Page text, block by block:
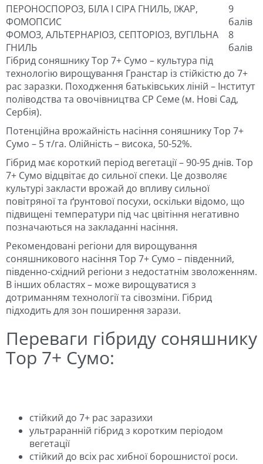
ПЕРОНОСПОРОЗ, БІЛА І СІРА ГНИЛЬ, ІЖАР,
ФОМОПСИС
9
балів
ФОМОЗ, АЛЬТЕРНАРІОЗ, СЕПТОРІОЗ, ВУГІЛЬНА
ГНИЛЬ
8
балів
Гібрид соняшнику Тор 7+ Сумо – культура під
технологію вирощування Гранстар із стійкістю до 7+
рас заразки. Походження батьківських ліній – Інститут
поліводства та овочівництва СР Семе (м. Нові Сад,
Сербія).
Потенційна врожайність насіння соняшнику Тор 7+
Сумо – 5 т/га. Олійність – висока, 50-52%.
Гібрид має короткий період вегетації – 90-95 днів. Тор
7+ Сумо відцвітає до сильної спеки. Це дозволяє
культурі закласти врожай до впливу сильної
повітряної та ґрунтової посухи, оскільки відомо, що
підвищені температури під час цвітіння негативно
позначаються на закладанні насіння.
Рекомендовані регіони для вирощування
соняшникового насіння Тор 7+ Сумо – південний,
південно-східний регіони з недостатнім зволоженням.
В інших областях – може вирощуватися з
дотриманням технології та сівозміни. Гібрид
підходить для зон поширення зарази.
Переваги гібриду соняшнику
Тор 7+ Сумо:
стійкий до 7+ рас заразихи
ультраранній гібрид з коротким періодом
вегетації
стійкий до всіх рас хибної борошнистої роси.